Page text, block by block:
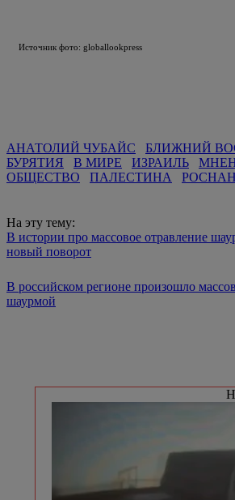
Источник фото: globallookpress
АНАТОЛИЙ ЧУБАЙС
БЛИЖНИЙ
БУРЯТИЯ
В МИРЕ ИЗРАИЛЬ
ОБЩЕСТВО
ПАЛЕСТИНА
На эту тему:
В истории про массовое отравление
новый поворот
В российском регионе произошло
шаурмой